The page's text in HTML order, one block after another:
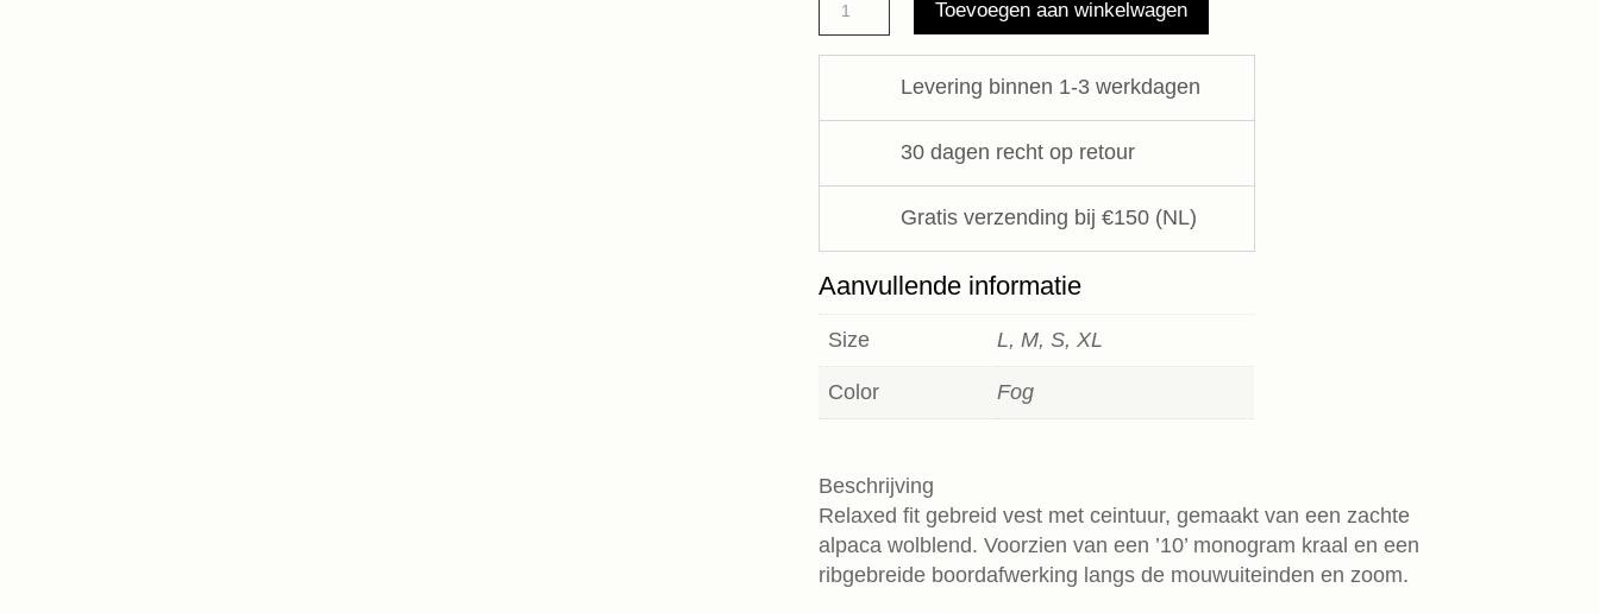
belted
knit
cardigan
10Days
Toevoegen aan winkelwagen
Levering binnen 1-3 werkdagen
30 dagen recht op retour
Gratis verzending bij €150 (NL)
Aanvullende informatie
Size L, M, S, XL
Color Fog
Beschrijving
Relaxed fit gebreid vest met ceintuur, gemaakt van een zachte
alpaca wolblend. Voorzien van een ’10’ monogram kraal en een
ribgebreide boordafwerking langs de mouwuiteinden en zoom.